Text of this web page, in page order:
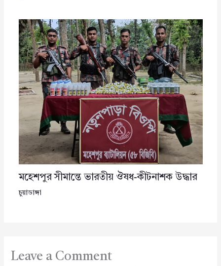
মহেশপুর সীমান্তে ভারতীয় ঔষধ-কীটনাশক উদ্ধার
চুয়াডাঙ্গা
Leave a Comment